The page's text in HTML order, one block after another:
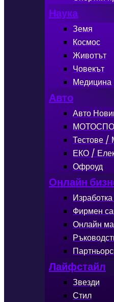
Наука
Земя
Космос
Животът
Човекът
Медицина
Авто
Авто
Тестове /
ЕКО /
Офроуд
Онлайн
Фирмен
Онлайн
Лайфстайл
Звезди
Стил